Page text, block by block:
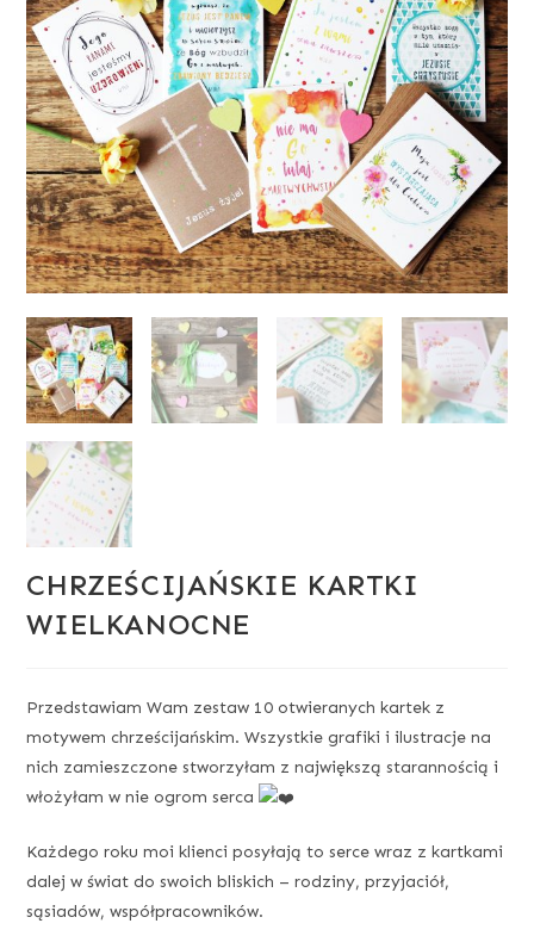
CHRZEŚCIJAŃSKIE KARTKI
WIELKANOCNE
Przedstawiam Wam zestaw 10 otwieranych kartek z
motywem chrześcijańskim. Wszystkie grafiki i ilustracje na
nich zamieszczone stworzyłam z największą starannością i
włożyłam w nie ogrom serca
Każdego roku moi klienci posyłają to serce wraz z kartkami
dalej w świat do swoich bliskich – rodziny, przyjaciół,
sąsiadów, współpracowników.